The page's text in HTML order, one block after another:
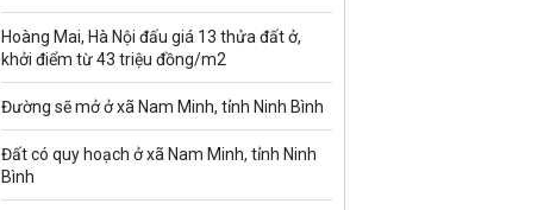
Hoàng Mai, Hà Nội đấu giá 13 thửa đất ở,
khởi điểm từ 43 triệu đồng/m2
Đường sẽ mở ở xã Nam Minh, tỉnh Ninh Bình
Đất có quy hoạch ở xã Nam Minh, tỉnh Ninh
Bình